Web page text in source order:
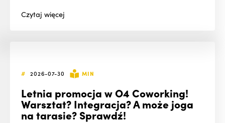
Czytajwięcej
# 2026-07-30 MIN
Letnia promocja w O4 Coworking!
Warsztat? Integracja? A może joga
na tarasie? Sprawdź!